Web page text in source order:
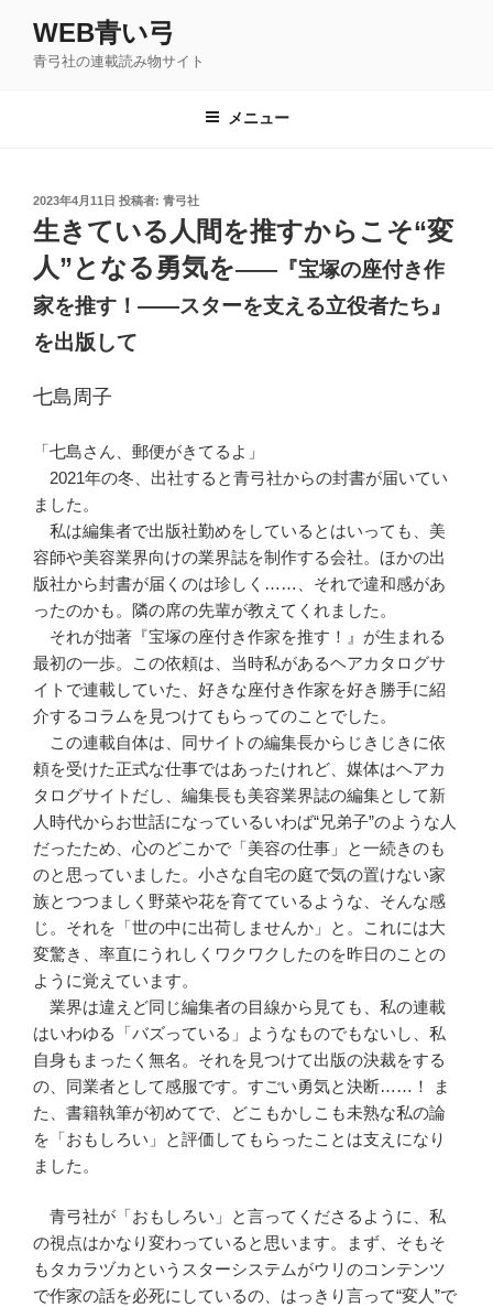
WEB青い弓
青弓社の連載読み物サイト
メニュー
投
稿
日:
2023年4月11日 投稿者: 青弓社
生きている人間を推すからこそ“変
人”となる勇気を――『宝塚の座付き作
家を推す！――スターを支える立役者たち』
を出版して
七島周子
「七島さん、郵便がきてるよ」
2021年の冬、出社すると青弓社からの封書が届いてい
ました。
私は編集者で出版社勤めをしているとはいっても、美
容師や美容業界向けの業界誌を制作する会社。ほかの出
版社から封書が届くのは珍しく……、それで違和感があ
ったのかも。隣の席の先輩が教えてくれました。
それが拙著『宝塚の座付き作家を推す！』が生まれる
最初の一歩。この依頼は、当時私があるヘアカタログサ
イトで連載していた、好きな座付き作家を好き勝手に紹
介するコラムを見つけてもらってのことでした。
この連載自体は、同サイトの編集長からじきじきに依
頼を受けた正式な仕事ではあったけれど、媒体はヘアカ
タログサイトだし、編集長も美容業界誌の編集として新
人時代からお世話になっているいわば“兄弟子”のような人
だったため、心のどこかで「美容の仕事」と一続きのも
のと思っていました。小さな自宅の庭で気の置けない家
族とつつましく野菜や花を育てているような、そんな感
じ。それを「世の中に出荷しませんか」と。これには大
変驚き、率直にうれしくワクワクしたのを昨日のことの
ように覚えています。
業界は違えど同じ編集者の目線から見ても、私の連載
はいわゆる「バズっている」ようなものでもないし、私
自身もまったく無名。それを見つけて出版の決裁をする
の、同業者として感服です。すごい勇気と決断……！ ま
た、書籍執筆が初めてで、どこもかしこも未熟な私の論
を「おもしろい」と評価してもらったことは支えになり
ました。
青弓社が「おもしろい」と言ってくださるように、私
の視点はかなり変わっていると思います。まず、そもそ
もタカラヅカというスターシステムがウリのコンテンツ
で作家の話を必死にしているの、はっきり言って“変人”で